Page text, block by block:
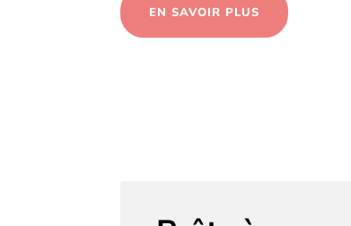
EN SAVOIR PLUS